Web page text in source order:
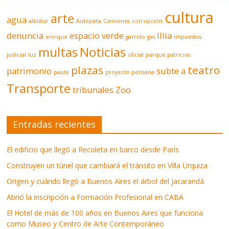
agua albistur arte Autopista Camiones corrupción cultura
denuncia enrique espacio verde garrido gas Illia impuestos
judicial luz multas Noticias oficial parque patricios
patrimonio pauta plazas proyecto persiana subte a teatro
Transporte tribunales Zoo
Entradas recientes
El edificio que llegó a Recoleta en barco desde París
Construyen un túnel que cambiará el tránsito en Villa Urquiza
Origen y cuándo llegó a Buenos Aires el árbol del Jacarandá
Abrió la inscripción a Formación Profesional en CABA
El Hotel de más de 100 años en Buenos Aires que funciona
como Museo y Centro de Arte Contemporáneo